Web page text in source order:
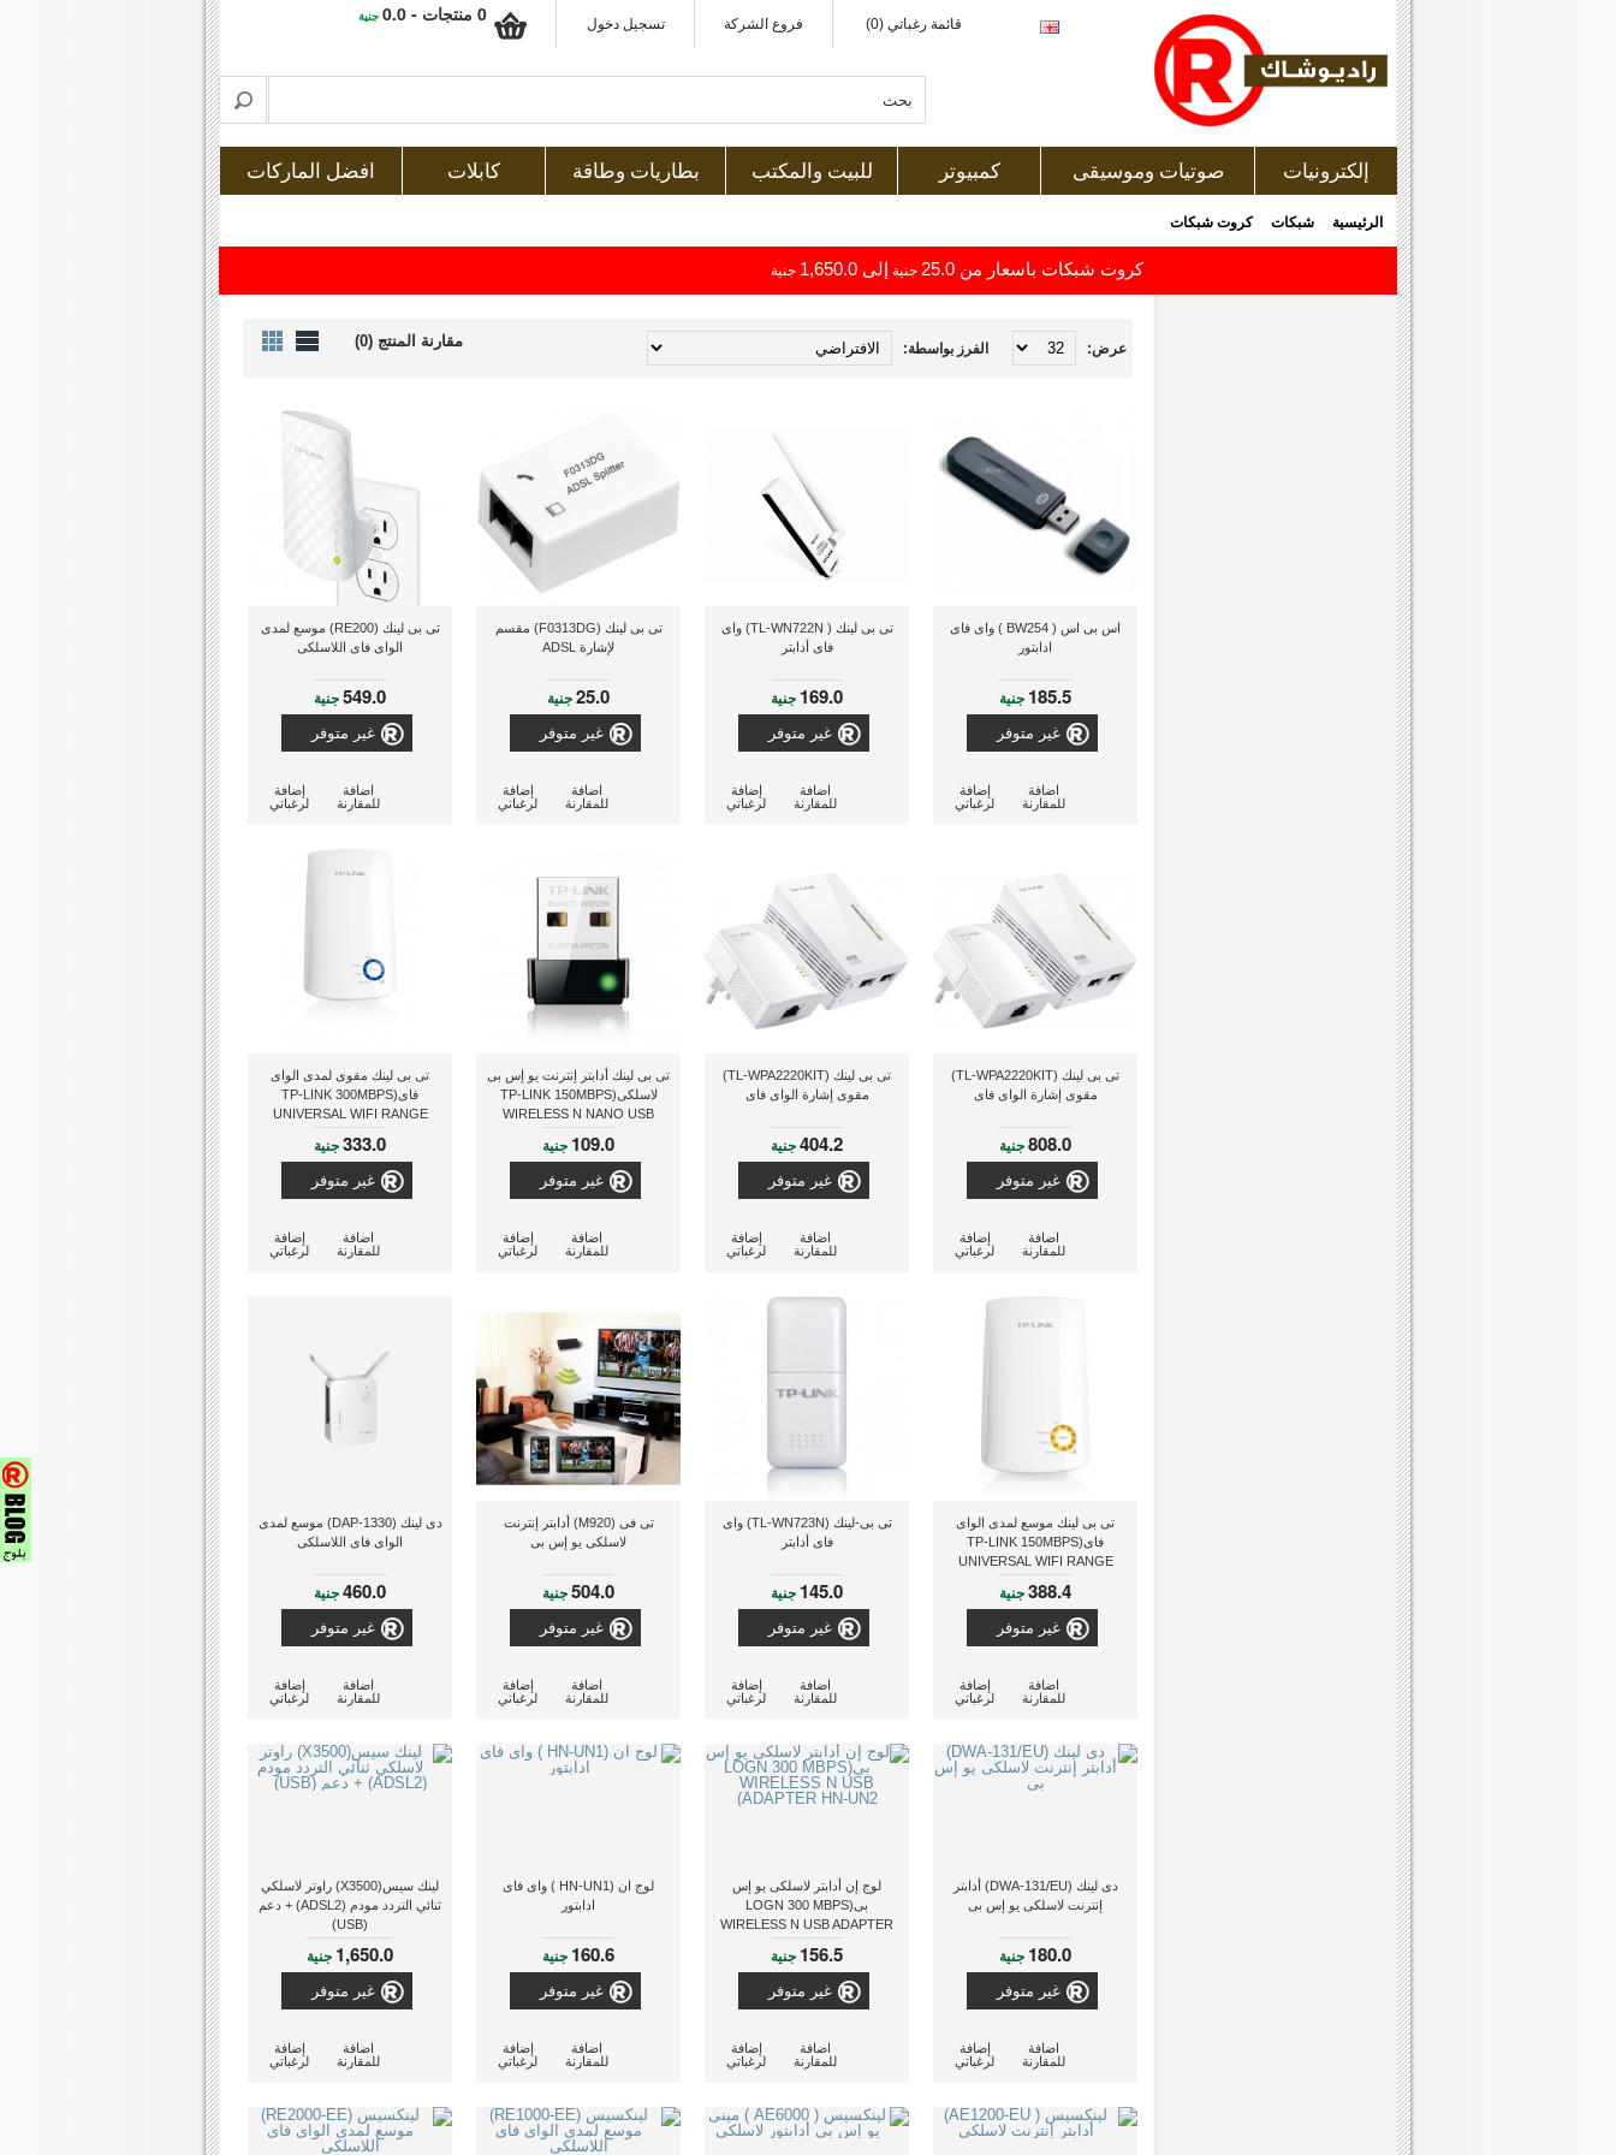
قائمة رغباتي (0) فروع الشركة تسجيل دخول 0 منتجات - 0.0 جنية
إلكترونيات صوتيات وموسيقى كمبيوتر للبيت والمكتب بطاريات وطاقة كابلات افضل الماركات
الرئيسية شبكات »كروت شبكات
كروت شبكات باسعار من 25.0 جنية إلى 1,650.0 جنية
عرض: الفرز بواسطة: مقارنة المنتج (0)
اس بى اس ( BW254 ) واى فاى
ادابتور
185.5 جنية
غير متوفر
إضافة
لرغباتي
اضافة
للمقارنة
تى بى لينك ( TL-WN722N) واى
فاى أدابتر
169.0 جنية
غير متوفر
إضافة
لرغباتي
اضافة
للمقارنة
تى بى لينك (F0313DG) مقسم
لإشارة ADSL
25.0جنية
غير متوفر
إضافة
لرغباتي
اضافة
للمقارنة
تى بى لينك (RE200) موسع لمدى
الواى فاى اللاسلكى
549.0جنية
غير متوفر
إضافة
لرغباتي
اضافة
للمقارنة
تى بى لينك (TL-WPA2220KIT)
مقوى إشارة الواى فاى
808.0جنية
غير متوفر
إضافة
لرغباتي
اضافة
للمقارنة
تى بى لينك (TL-WPA2220KIT)
مقوى إشارة الواى فاى
404.2جنية
غير متوفر
إضافة
لرغباتي
اضافة
للمقارنة
تى بى لينك أدابتر إنترنت يو إس بى
لاسلكى(TP-LINK 150MBPS
WIRELESS N NANO USB
ADAPTER TL-WN725N)
109.0 جنية
غير متوفر
إضافة
لرغباتي
اضافة
للمقارنة
تى بى لينك مقوى لمدى الواى
فاى(TP-LINK 300MBPS
UNIVERSAL WIFI RANGE
EXTENDER TL-WA850RE)
333.0جنية
غير متوفر
إضافة
لرغباتي
اضافة
للمقارنة
تى بى لينك موسع لمدى الواى
فاى(TP-LINK 150MBPS
UNIVERSAL WIFI RANGE
EXTENDER TL-WA750RE)
388.4جنية
غير متوفر
إضافة
لرغباتي
اضافة
للمقارنة
تى بى-لينك (TL-WN723N) واى
فاى أدابتر
145.0 جنية
غير متوفر
إضافة
لرغباتي
اضافة
للمقارنة
تى فى (M920) أدابتر إنترنت
لاسلكى يو إس بى
504.0جنية
غير متوفر
إضافة
لرغباتي
اضافة
للمقارنة
دى لينك (DAP-1330) موسع لمدى
الواى فاى اللاسلكى
460.0جنية
غير متوفر
إضافة
لرغباتي
اضافة
للمقارنة
دى لينك (DWA-131/EU) أدابتر
إنترنت لاسلكى يو إس بى
180.0 جنية
غير متوفر
إضافة
لرغباتي
اضافة
للمقارنة
لوج إن أدابتر لاسلكى يو إس
بى(LOGN 300 MBPS
WIRELESS N USB ADAPTER
HN-UN2)
156.5 جنية
غير متوفر
إضافة
لرغباتي
اضافة
للمقارنة
لوج ان (HN-UN1 ) واى فاى
ادابتور
160.6 جنية
غير متوفر
إضافة
لرغباتي
اضافة
للمقارنة
لينك سيس(X3500) راوتر لاسلكي
ثنائي التردد مودم (ADSL2) + دعم
(USB)
1,650.0 جنية
غير متوفر
إضافة
لرغباتي
اضافة
للمقارنة